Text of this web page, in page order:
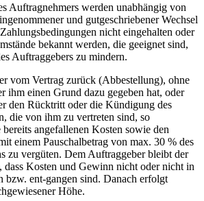
Auftragnehmers werden unabhängig von
und gutgeschriebener Wechsel
nicht eingehalten oder
bekannt werden, die geeignet sind,
Auftraggebers zu mindern.
vom Vertrag zurück (Abbestellung), ohne
ihm einen Grund dazu gegeben hat, oder
den Rücktritt oder die Kündigung des
die von ihm zu vertreten sind, so
angefallenen Kosten sowie den
einem Pauschalbetrag von max. 30 % des
zu vergüten. Dem Auftraggeber bleibt der
dass Kosten und Gewinn nicht oder nicht in
bzw. ent-gangen sind. Danach erfolgt
Höhe.